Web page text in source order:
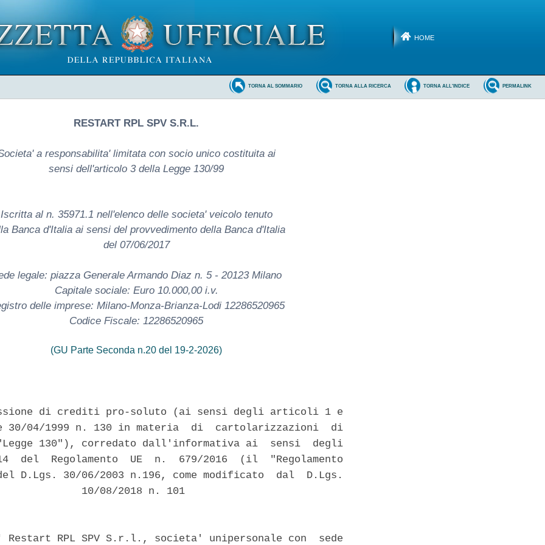
HOME
PERMALINK
TORNA ALL'INDICE
TORNA ALLA RICERCA
TORNA AL SOMMARIO
RESTART RPL SPV S.R.L.
a responsabilita' limitata con socio unico costituita ai
sensi dell'articolo 3 della Legge 130/99
Iscritta al n. 35971.1 nell'elenco delle societa' veicolo tenuto
Banca d'Italia ai sensi del provvedimento della Banca d'Italia
del 07/06/2017
legale: piazza Generale Armando Diaz n. 5 - 20123 Milano
Capitale sociale: Euro 10.000,00 i.v.
delle imprese: Milano-Monza-Brianza-Lodi 12286520965
Codice Fiscale: 12286520965
(GU Parte Seconda n.20 del 19-2-2026)